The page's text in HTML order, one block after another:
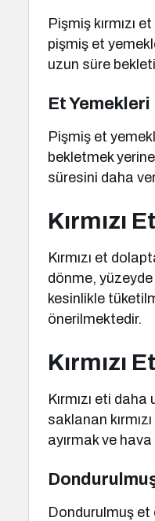
Pişmiş kırmızı
pişmiş et
uzun süre
Et Yemekleri
Pişmiş et
bekletmek
süresini daha
Kırmızı
Kırmızı et
dönme,
kesinlikle
önerilmektedir.
Kırmızı
Kırmızı eti
saklanan
ayırmak ve
Dondurulmuş et